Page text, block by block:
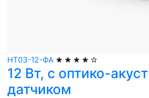
НТ03-12-ФА
12 Вт, с оптико-
датчиком